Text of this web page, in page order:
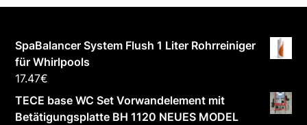
SpaBalancer System Flush 1 Liter Rohrreiniger
für Whirlpools
17.47€
TECE base WC Set Vorwandelement mit
Betätigungsplatte BH 1120 NEUES MODEL